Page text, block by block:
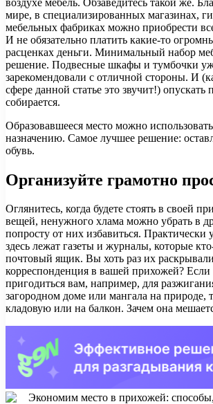
мире, в специализированных магазинах,
мебельных фабриках можно приобрести
И не обязательно платить какие-то
расценках деньги. Минимальный набор
решение. Подвесные шкафы и тумбочки
зарекомендовали с отличной стороны. И
сфере данной статье это звучит!) опускать
собирается.
Образовавшееся место можно
назначению. Самое лучшее решение:
обувь.
Организуйте грамотно
Оглянитесь, когда будете стоять в своей
вещей, ненужного хлама можно убрать в
попросту от них избавиться. Практически
здесь лежат газеты и журналы, которые
почтовый ящик. Вы хоть раз их
корреспонденция в вашей прихожей? Если
пригодиться вам, например, для
загородном доме или мангала на природе,
кладовую или на балкон. Зачем она